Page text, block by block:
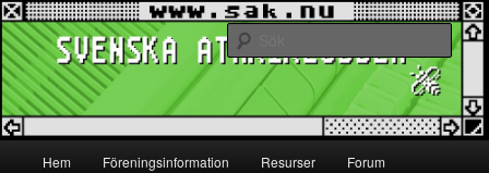
Hoppa
till
primärt
innehåll
Hoppa
till
sekundärt
innehållSvenska Atariklubben
www.sak.nu
Sök
Hem Föreningsinformation Resurser Forum